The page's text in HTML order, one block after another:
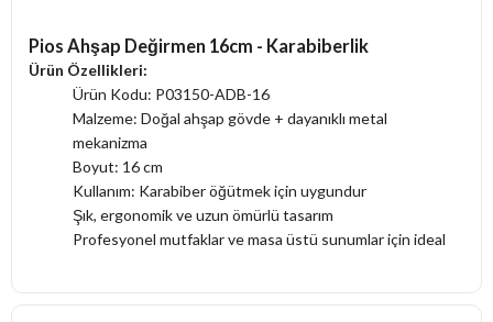
Pios Ahşap Değirmen 16cm - Karabiberlik
Ürün Özellikleri:
Ürün Kodu: P03150-ADB-16
Malzeme: Doğal ahşap gövde + dayanıklı metal
mekanizma
Boyut: 16 cm
Kullanım: Karabiber öğütmek için uygundur
Şık, ergonomik ve uzun ömürlü tasarım
Profesyonel mutfaklar ve masa üstü sunumlar için ideal